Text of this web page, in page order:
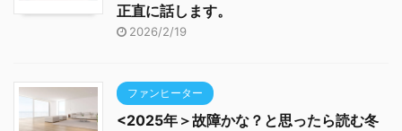
正直に話します。
2026/2/19
ファンヒーター
<2025年＞故障かな？と思ったら読む冬